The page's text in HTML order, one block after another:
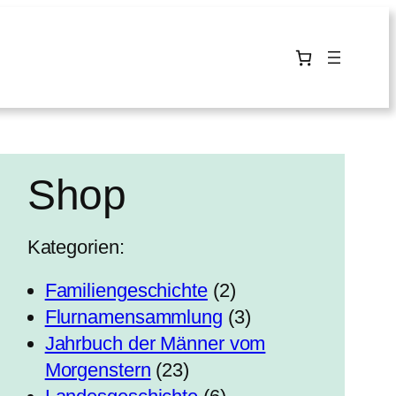
Shop
Kategorien:
Familiengeschichte 22
P
r
Flurnamensammlung 33
P
Jahrbuch der Männer vom
Morgenstern 232